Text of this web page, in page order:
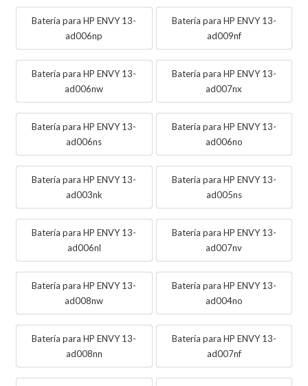
Batería para HP ENVY 13-
ad006np
Batería para HP ENVY 13-
ad009nf
Batería para HP ENVY 13-
ad006nw
Batería para HP ENVY 13-
ad007nx
Batería para HP ENVY 13-
ad006ns
Batería para HP ENVY 13-
ad006no
Batería para HP ENVY 13-
ad003nk
Batería para HP ENVY 13-
ad005ns
Batería para HP ENVY 13-
ad006nl
Batería para HP ENVY 13-
ad007nv
Batería para HP ENVY 13-
ad008nw
Batería para HP ENVY 13-
ad004no
Batería para HP ENVY 13-
ad008nn
Batería para HP ENVY 13-
ad007nf